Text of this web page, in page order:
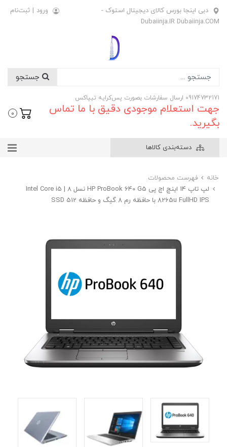
دبی اینجا بورس کالای دیجیتال استوک -
Dubaiinja.IR Dubaiinja.COM
ورود | ثبت‌نام
09174732171 ارسال سفارشات بصورت پس‌کرایه تیپاکس
جهت استعلام موجودی دقیق با ما تماس
بگیرید.
0
دسته‌بندی کالاها
خانه
فهرست محصولات
لپ تاپ 14 اینچ اچ پی HP ProBook 640 G5 نسل 8 | Intel Core i5
8265u FullHD IPS با حافظه رم 8 گیگ و حافظه SSD 512